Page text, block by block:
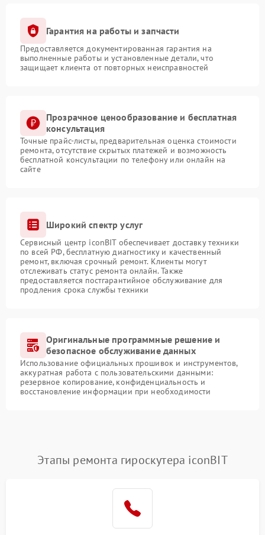
Гарантия на работы и запчасти
Предоставляется документированная гарантия на
выполненные работы и установленные детали, что
защищает клиента от повторных неисправностей
Прозрачное ценообразование и бесплатная
консультация
Точные прайс-листы, предварительная оценка стоимости
ремонта, отсутствие скрытых платежей и возможность
бесплатной консультации по телефону или онлайн на
сайте
Широкий спектр услуг
Сервисный центр iconBIT обеспечивает доставку техники
по всей РФ, бесплатную диагностику и качественный
ремонт, включая срочный ремонт. Клиенты могут
отслеживать статус ремонта онлайн. Также
предоставляется постгарантийное обслуживание для
продления срока службы техники
Оригинальные программные решение и
безопасное обслуживание данных
Использование официальных прошивок и инструментов,
аккуратная работа с пользовательскими данными:
резервное копирование, конфиденциальность и
восстановление информации при необходимости
Этапы ремонта гироскутера iconBIT